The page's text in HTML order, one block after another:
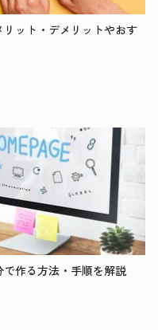
ット・デメリットやおす
作る方法・手順を解説